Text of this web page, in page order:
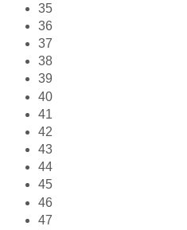
35
36
37
38
39
40
41
42
43
44
45
46
47